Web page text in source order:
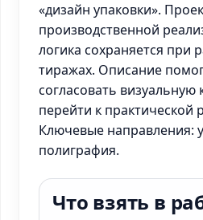
«дизайн упаковки».
производственной
логика сохраняется при
тиражах. Описание
согласовать
перейти к практической
Ключевые направления:
полиграфия.
Что взять в